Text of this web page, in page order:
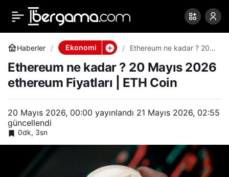
Haberler Ekonomi
Ethereum ne kadar ? 20
Fiyatları | ETH Coin
Ethereum ne kadar ? 20 Mayıs 2026
ethereum Fiyatları | ETH Coin
20 Mayıs 2026, 00:00 yayınlandı 21 Mayıs 2026, 02:55
güncellendi
0dk, 3sn
Ethereum ne kadar ? 20
Mayıs 2026 ethereum
Fiyatları | ETH Coin
0 Paylaş